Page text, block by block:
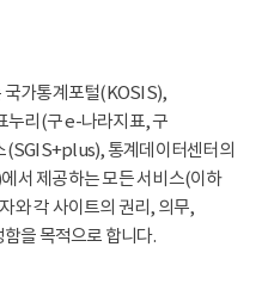
국가통계포털(KOSIS),
누리(구 e-나라지표, 구
(SGIS+plus), 통계데이터센터의
서 제공하는 모든 서비스(이하
와 각 사이트의 권리, 의무,
을 목적으로 합니다.